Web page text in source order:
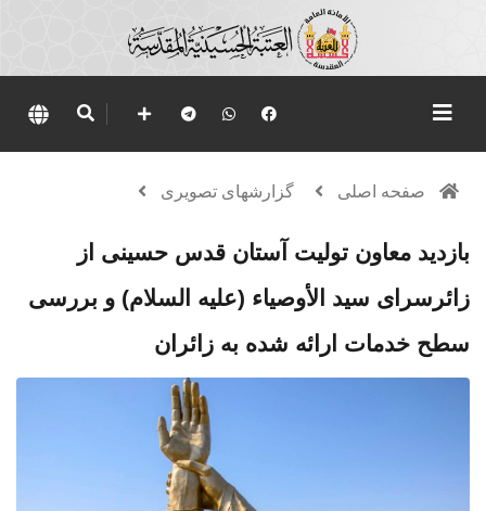
صفحه اصلی گزارشهای تصویری
بازدید معاون تولیت آستان قدس حسینی از
زائرسرای سید الأوصیاء (علیه السلام) و بررسی
سطح خدمات ارائه‌ شده به زائران